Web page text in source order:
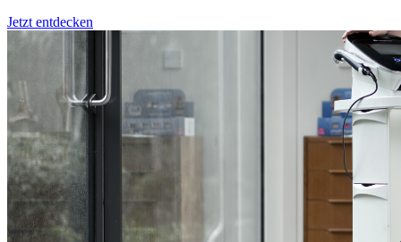
Jetzt entdecken